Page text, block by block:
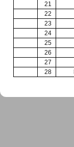
21
22
23
24
25
26
27
28